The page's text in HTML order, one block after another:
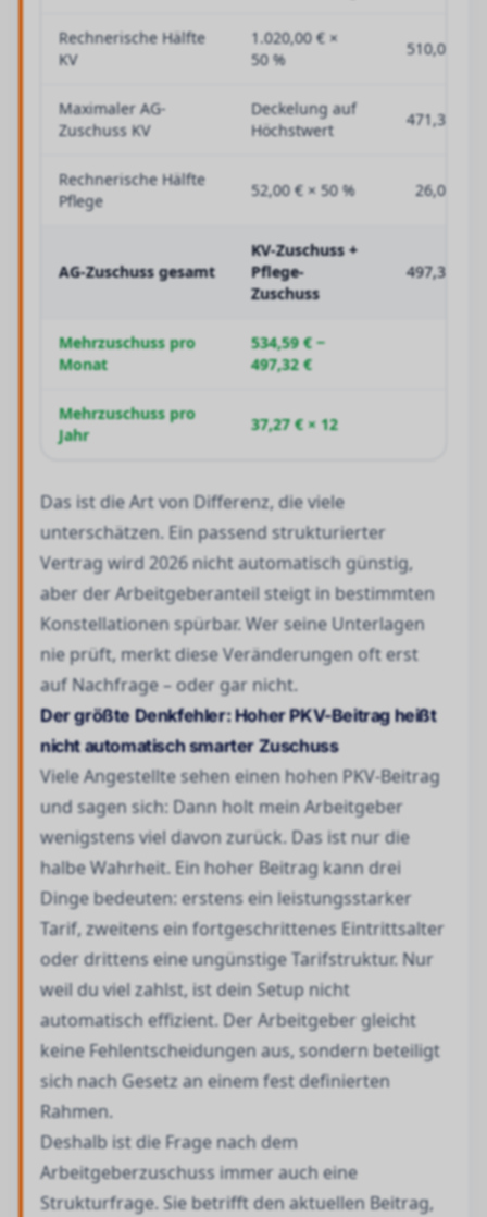
Rechnerische Hälfte
KV
1.020,00 € ×
50 %
510,00 €
Maximaler AG-
Zuschuss KV
Deckelung auf
Höchstwert
471,32 €
Rechnerische Hälfte
Pflege
52,00 € × 50 % 26,00 €
AG-Zuschuss gesamt
KV-Zuschuss +
Pflege-
Zuschuss
497,32 €
Mehrzuschuss pro
Monat
534,59 € −
497,32 €
Mehrzuschuss pro
Jahr
37,27 € × 12
Das ist die Art von Differenz, die viele
unterschätzen. Ein passend strukturierter
Vertrag wird 2026 nicht automatisch günstig,
aber der Arbeitgeberanteil steigt in bestimmten
Konstellationen spürbar. Wer seine Unterlagen
nie prüft, merkt diese Veränderungen oft erst
auf Nachfrage – oder gar nicht.
Der größte Denkfehler: Hoher PKV-Beitrag heißt
nicht automatisch smarter Zuschuss
Viele Angestellte sehen einen hohen PKV-Beitrag
und sagen sich: Dann holt mein Arbeitgeber
wenigstens viel davon zurück. Das ist nur die
halbe Wahrheit. Ein hoher Beitrag kann drei
Dinge bedeuten: erstens ein leistungsstarker
Tarif, zweitens ein fortgeschrittenes Eintrittsalter
oder drittens eine ungünstige Tarifstruktur. Nur
weil du viel zahlst, ist dein Setup nicht
automatisch effizient. Der Arbeitgeber gleicht
keine Fehlentscheidungen aus, sondern beteiligt
sich nach Gesetz an einem fest definierten
Rahmen.
Deshalb ist die Frage nach dem
Arbeitgeberzuschuss immer auch eine
Strukturfrage. Sie betrifft den aktuellen Beitrag,